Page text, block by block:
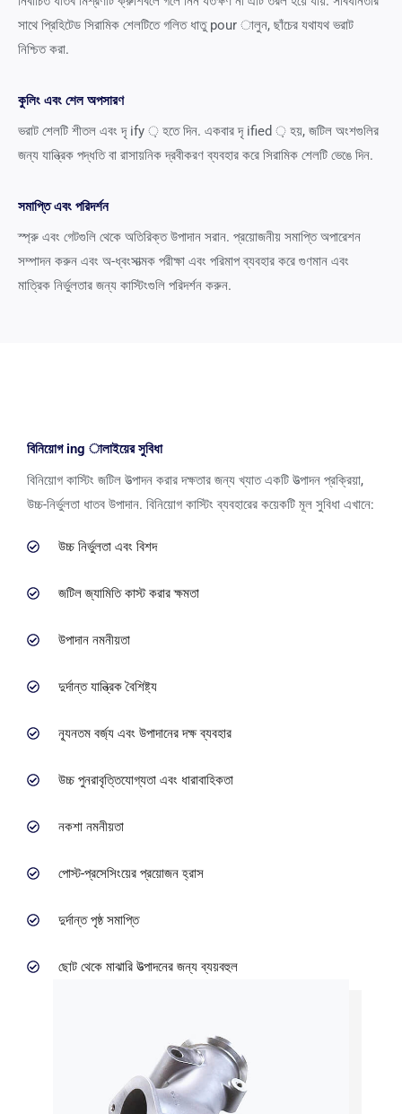
সাথে প্রিহিটেড সিরামিক শেলটিতে গলিত ধাতু pour ালুন, ছাঁচের যথাযথ ভরাট
নিশ্চিত করা.
কুলিং এবং শেল অপসারণ
ভরাট শেলটি শীতল এবং দৃ ify ় হতে দিন. একবার দৃ ified ় হয়, জটিল অংশগুলির
জন্য যান্ত্রিক পদ্ধতি বা রাসায়নিক দ্রবীকরণ ব্যবহার করে সিরামিক শেলটি ভেঙে দিন.
সমাপ্তি এবং পরিদর্শন
স্প্রু এবং গেটগুলি থেকে অতিরিক্ত উপাদান সরান. প্রয়োজনীয় সমাপ্তি অপারেশন
সম্পাদন করুন এবং অ-ধ্বংসাত্মক পরীক্ষা এবং পরিমাপ ব্যবহার করে গুণমান এবং
মাত্রিক নির্ভুলতার জন্য কাস্টিংগুলি পরিদর্শন করুন.
বিনিয়োগ ing ালাইয়ের সুবিধা
বিনিয়োগ কাস্টিং জটিল উত্পাদন করার দক্ষতার জন্য খ্যাত একটি উত্পাদন প্রক্রিয়া,
উচ্চ-নির্ভুলতা ধাতব উপাদান. বিনিয়োগ কাস্টিং ব্যবহারের কয়েকটি মূল সুবিধা এখানে:
উচ্চ নির্ভুলতা এবং বিশদ
জটিল জ্যামিতি কাস্ট করার ক্ষমতা
উপাদান নমনীয়তা
দুর্দান্ত যান্ত্রিক বৈশিষ্ট্য
ন্যূনতম বর্জ্য এবং উপাদানের দক্ষ ব্যবহার
উচ্চ পুনরাবৃত্তিযোগ্যতা এবং ধারাবাহিকতা
নকশা নমনীয়তা
পোস্ট-প্রসেসিংয়ের প্রয়োজন হ্রাস
দুর্দান্ত পৃষ্ঠ সমাপ্তি
ছোট থেকে মাঝারি উত্পাদনের জন্য ব্যয়বহুল